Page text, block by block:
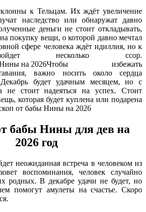
к Тельцам. Их ждёт увеличение
наследство или обнаружат давно
деньги не стоит откладывать,
покупку вещи, о которой давно мечтал
сфере человека ждёт идиллия, но к
несколько ссор.
Чтобы избежать
важно носить около сердца
будет удачным месяцем, но с
не стоит надеяться на успех. Стоит
которая будет куплена или подарена
бабы Нины для дев на
2026 год
неожиданная встреча в человеком из
воспоминания, человек случайно
родных. В декабре удачи не будет, но
помогут амулеты на счастье. Скоро